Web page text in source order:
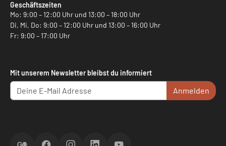
Geschäftszeiten
Mo: 9:00 – 12:00 Uhr und 13:00 – 18:00 Uhr
Di, Mi, Do: 9:00 – 12:00 Uhr und 13:00 – 16:00 Uhr
Fr: 9:00 – 17:00 Uhr
Mit unserem Newsletter bleibst du informiert
Anmelden